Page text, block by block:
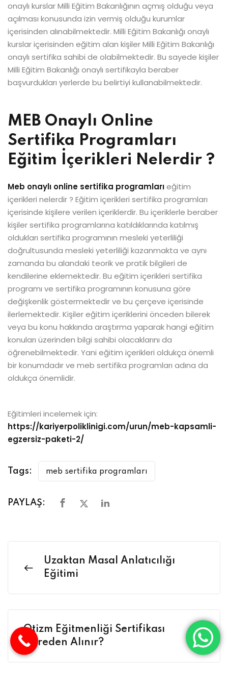
onaylı kurslar Milli Eğitim Bakanlığının açmış olduğu veya
açılması konusunda izin vermiş olduğu kurumlar
içerisinden alınabilmektedir. Milli Eğitim Bakanlığı onaylı
kurslar içerisinden eğitim alan kişiler Milli Eğitim Bakanlığı
onaylı sertifika sahibi de olabilmektedir. Bu sayede kişiler
Milli Eğitim Bakanlığı onaylı sertifikayla beraber
başvurdukları yerlerde bu belirtiyi kullanabilmektedir.
MEB Onaylı Online
Sertifika Programları
Eğitim İçerikleri Nelerdir ?
Meb onaylı online sertifika programlarıeğitim
içerikleri nelerdir ? Eğitim içerikleri sertifika programları
içerisinde kişilere verilen içeriklerdir. Bu içeriklerle beraber
kişiler sertifika programlarına katıldıklarında katılmış
oldukları sertifika programının mesleki yeterliliği
doğrultusunda mesleki yeterliliği kazanmakta ve aynı
zamanda bu alandaki teorik ve pratik bilgileri de
kendilerine eklemektedir. Bu eğitim içerikleri sertifika
programı ve sertifika programının konusuna göre
değişkenlik göstermektedir ve bu çerçeve içerisinde
ilerlemektedir. Kişiler eğitim içeriklerini önceden bilerek
veya bu konu hakkında araştırma yaparak hangi eğitim
konuları üzerinden bilgi sahibi olacaklarını da
öğrenebilmektedir. Yani eğitim içerikleri oldukça önemli
bir konumdadır ve meb sertifika programları adına da
oldukça önemlidir.
Eğitimleri incelemek için:
https://kariyerpoliklinigi.com/urun/meb-kapsamli-
egzersiz-paketi-2/
Tags: meb sertifika programları
PAYLAŞ:
Uzaktan Masal Anlatıcılığı
Eğitimi
Otizm Eğitmenliği Sertifikası
Nereden Alınır?